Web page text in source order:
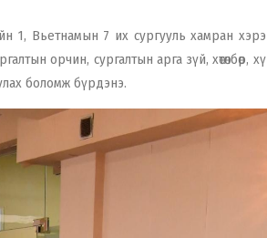
1, Вьетнамын 7 их сургууль хамран
орчин, сургалтын арга зүй, хөтөлбөр,
боломж бүрдэнэ.